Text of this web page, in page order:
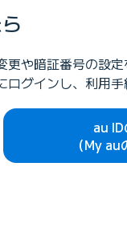
や暗証番号の設定
グインし、利用手
au
（My au